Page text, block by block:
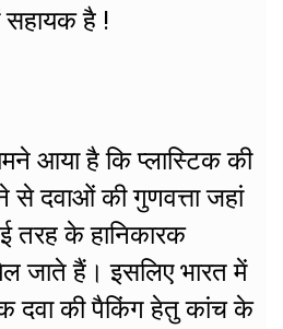
सहायक है !
आया है कि प्लास्टिक की
से दवाओं की गुणवत्ता जहां
तरह के हानिकारक
जाते हैं। इसलिए भारत में
दवा की पैकिंग हेतु कांच के